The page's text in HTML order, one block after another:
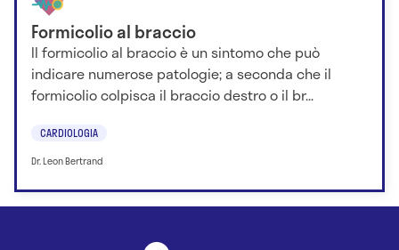
Formicolio al braccio
Il formicolio al braccio è un sintomo che può
indicare numerose patologie; a seconda che il
formicolio colpisca il braccio destro o il br...
CARDIOLOGIA
Dr. Leon Bertrand